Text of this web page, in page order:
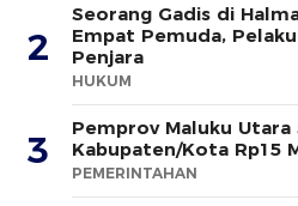
2
Seorang Gadis di
Empat Pemuda,
Penjara
HUKUM
3
Pemprov Maluku Utara
Kabupaten/Kota Rp15
PEMERINTAHAN